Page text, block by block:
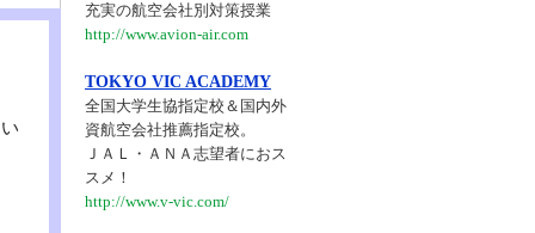
充実の航空会社別対策授業
http://www.avion-air.com
TOKYO VIC ACADEMY
全国大学生協指定校＆国内外
資航空会社推薦指定校。
ＪＡＬ・ＡＮＡ志望者におス
スメ！
http://www.v-vic.com/